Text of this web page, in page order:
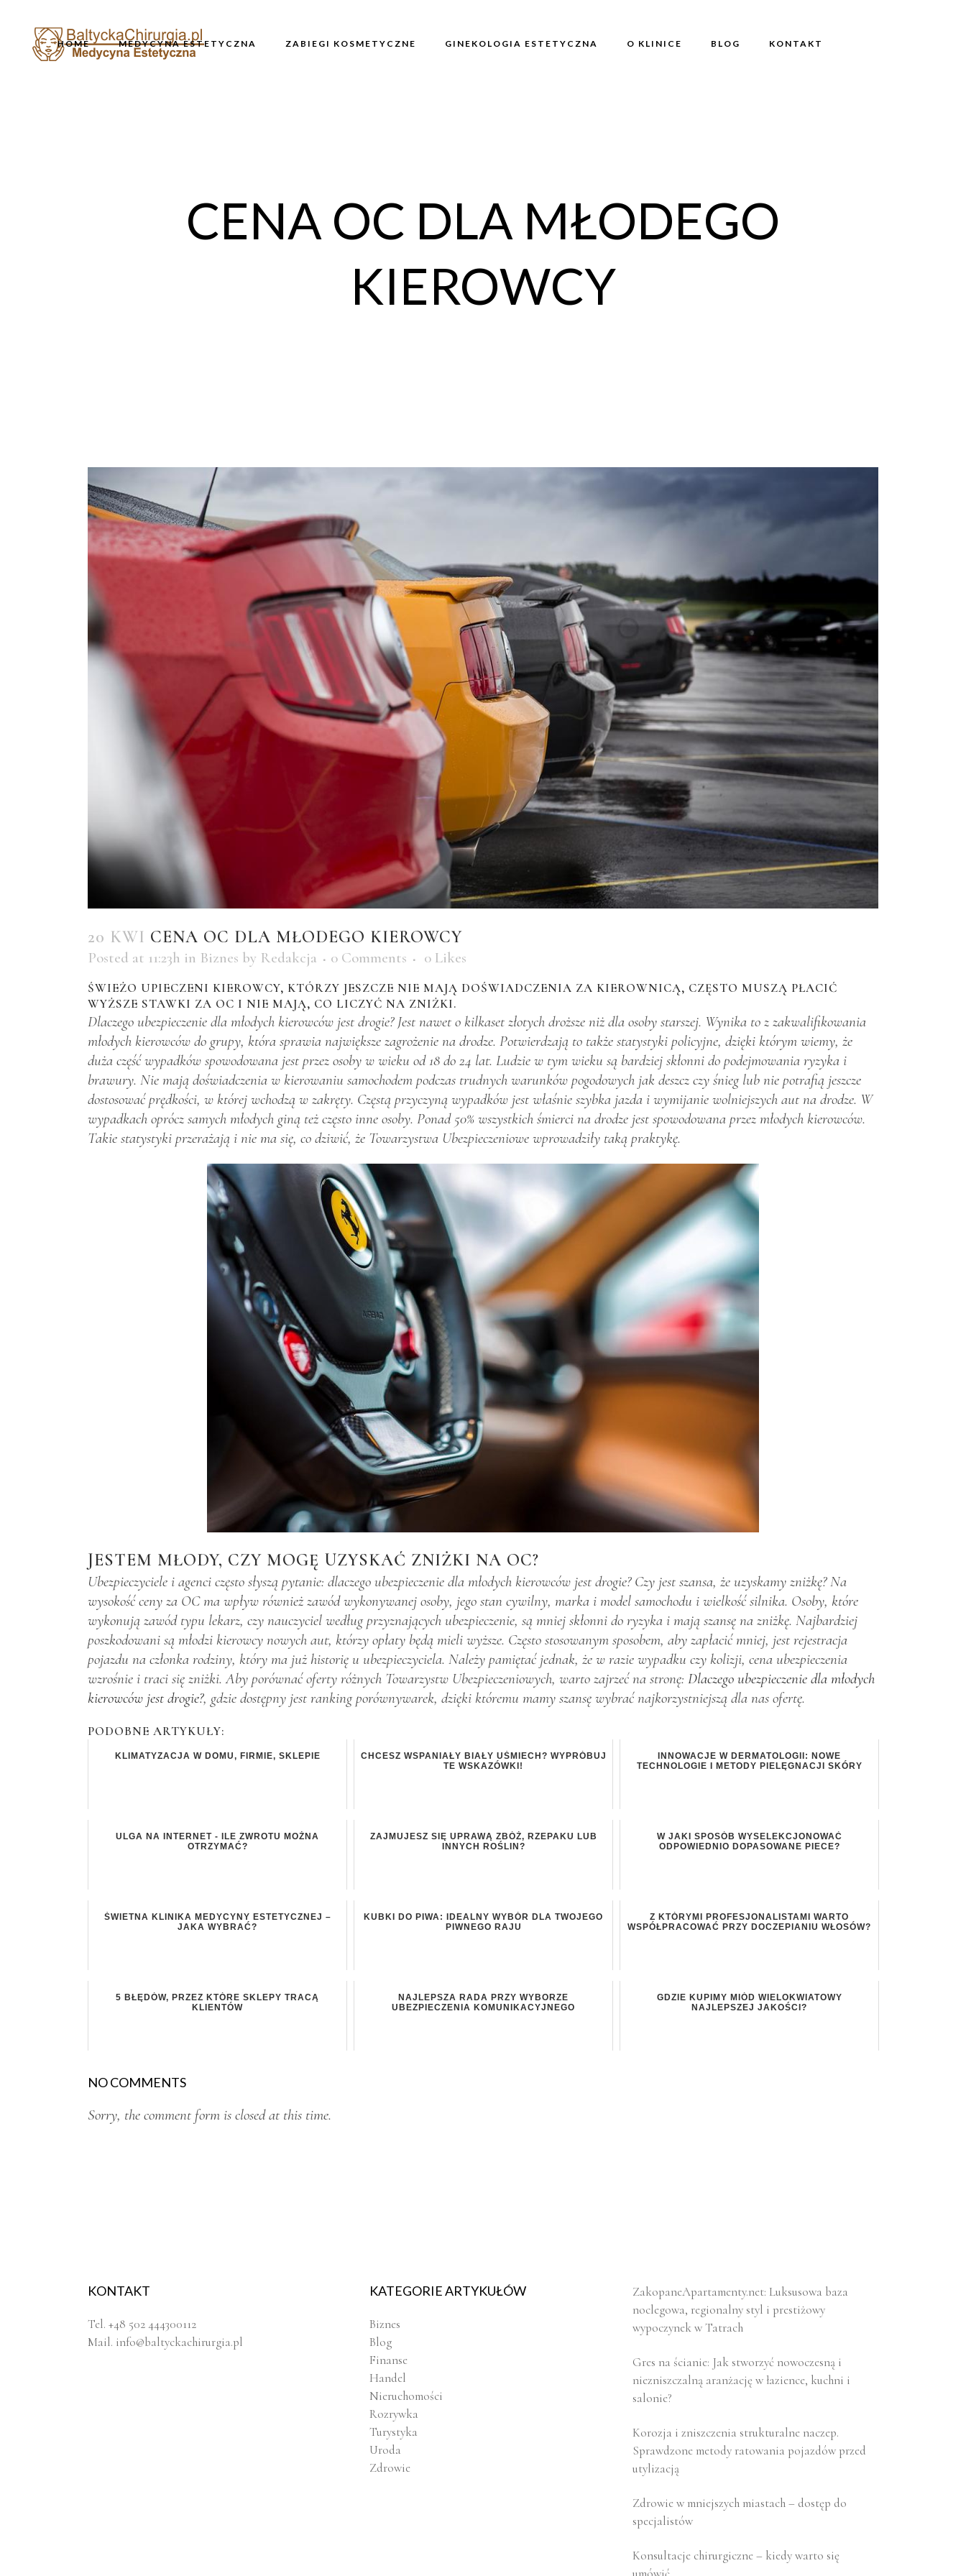
HOME MEDYCYNA ESTETYCZNA ZABIEGI KOSMETYCZNE GINEKOLOGIA ESTETYCZNA O KLINICE BLOG KONTAKT
CENA OC DLA MŁODEGO
KIEROWCY
20 KWI CENA OC DLA MŁODEGO KIEROWCY
Posted at 11:23h in Biznes by Redakcja 0 Comments 0 Likes
ŚWIEŻO UPIECZENI KIEROWCY, KTÓRZY JESZCZE NIE MAJĄ DOŚWIADCZENIA ZA KIEROWNICĄ, CZĘSTO MUSZĄ PŁACIĆ
WYŻSZE STAWKI ZA OC I NIE MAJĄ, CO LICZYĆ NA ZNIŻKI.
Dlaczego ubezpieczenie dla młodych kierowców jest drogie? Jest nawet o kilkaset złotych droższe niż dla osoby starszej. Wynika to z zakwalifikowania
młodych kierowców do grupy, która sprawia największe zagrożenie na drodze. Potwierdzają to także statystyki policyjne, dzięki którym wiemy, że
duża część wypadków spowodowana jest przez osoby w wieku od 18 do 24 lat. Ludzie w tym wieku są bardziej skłonni do podejmowania ryzyka i
brawury. Nie mają doświadczenia w kierowaniu samochodem podczas trudnych warunków pogodowych jak deszcz czy śnieg lub nie potrafią jeszcze
dostosować prędkości, w której wchodzą w zakręty. Częstą przyczyną wypadków jest właśnie szybka jazda i wymijanie wolniejszych aut na drodze. W
wypadkach oprócz samych młodych giną też często inne osoby. Ponad 50% wszystkich śmierci na drodze jest spowodowana przez młodych kierowców.
Takie statystyki przerażają i nie ma się, co dziwić, że Towarzystwa Ubezpieczeniowe wprowadziły taką praktykę.
JESTEM MŁODY, CZY MOGĘ UZYSKAĆ ZNIŻKI NA OC?
Ubezpieczyciele i agenci często słyszą pytanie: dlaczego ubezpieczenie dla młodych kierowców jest drogie? Czy jest szansa, że uzyskamy zniżkę? Na
wysokość ceny za OC ma wpływ również zawód wykonywanej osoby, jego stan cywilny, marka i model samochodu i wielkość silnika. Osoby, które
wykonują zawód typu lekarz, czy nauczyciel według przyznających ubezpieczenie, są mniej skłonni do ryzyka i mają szansę na zniżkę. Najbardziej
poszkodowani są młodzi kierowcy nowych aut, którzy opłaty będą mieli wyższe. Często stosowanym sposobem, aby zapłacić mniej, jest rejestracja
pojazdu na członka rodziny, który ma już historię u ubezpieczyciela. Należy pamiętać jednak, że w razie wypadku czy kolizji, cena ubezpieczenia
wzrośnie i traci się zniżki. Aby porównać oferty różnych Towarzystw Ubezpieczeniowych, warto zajrzeć na stronę: Dlaczego ubezpieczenie dla młodych
kierowców jest drogie?, gdzie dostępny jest ranking porównywarek, dzięki któremu mamy szansę wybrać najkorzystniejszą dla nas ofertę.
PODOBNE ARTYKUŁY:
KLIMATYZACJA W DOMU, FIRMIE, SKLEPIE
CHCESZ WSPANIAŁY BIAŁY UŚMIECH? WYPRÓBUJ
TE WSKAZÓWKI!
INNOWACJE W DERMATOLOGII: NOWE
TECHNOLOGIE I METODY PIELĘGNACJI SKÓRY
ULGA NA INTERNET - ILE ZWROTU MOŻNA
OTRZYMAĆ?
ZAJMUJESZ SIĘ UPRAWĄ ZBÓŻ, RZEPAKU LUB
INNYCH ROŚLIN?
W JAKI SPOSÓB WYSELEKCJONOWAĆ
ODPOWIEDNIO DOPASOWANE PIECE?
ŚWIETNA KLINIKA MEDYCYNY ESTETYCZNEJ –
JAKA WYBRAĆ?
KUBKI DO PIWA: IDEALNY WYBÓR DLA TWOJEGO
PIWNEGO RAJU
Z KTÓRYMI PROFESJONALISTAMI WARTO
WSPÓŁPRACOWAĆ PRZY DOCZEPIANIU WŁOSÓW?
5 BŁĘDÓW, PRZEZ KTÓRE SKLEPY TRACĄ
KLIENTÓW
NAJLEPSZA RADA PRZY WYBORZE
UBEZPIECZENIA KOMUNIKACYJNEGO
GDZIE KUPIMY MIÓD WIELOKWIATOWY
NAJLEPSZEJ JAKOŚCI?
NO COMMENTS
Sorry, the comment form is closed at this time.
KONTAKT
Tel. +48 502 444300112
Mail. info@baltyckachirurgia.pl
KATEGORIE ARTYKUŁÓW
Biznes
Blog
Finanse
Handel
Nieruchomości
Rozrywka
Turystyka
Uroda
Zdrowie
ZakopaneApartamenty.net: Luksusowa baza
noclegowa, regionalny styl i prestiżowy
wypoczynek w Tatrach
Gres na ścianie: Jak stworzyć nowoczesną i
niezniszczalną aranżację w łazience, kuchni i
salonie?
Korozja i zniszczenia strukturalne naczep.
Sprawdzone metody ratowania pojazdów przed
utylizacją
Zdrowie w mniejszych miastach – dostęp do
specjalistów
Konsultacje chirurgiczne – kiedy warto się